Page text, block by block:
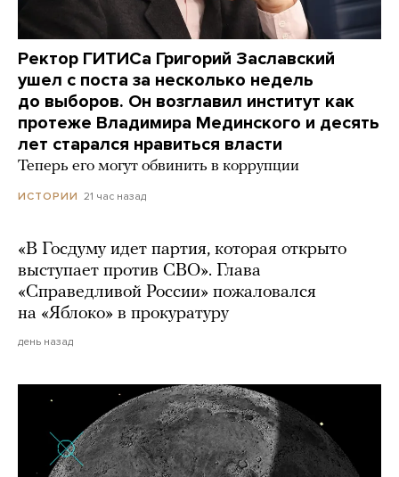
Ректор ГИТИСа Григорий Заславский
ушел с поста за несколько недель
до выборов. Он возглавил институт как
протеже Владимира Мединского и десять
лет старался нравиться власти
Теперь его могут обвинить в коррупции
ИСТОРИИ 21 час назад
«В Госдуму идет партия, которая открыто
выступает против СВО». Глава
«Справедливой России» пожаловался
на «Яблоко» в прокуратуру
день назад